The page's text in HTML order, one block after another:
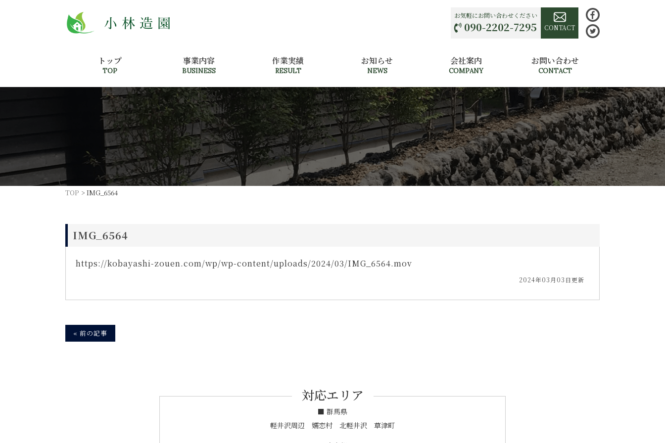
お気軽にお問い合わせください
090-2202-7295 CONTACT
トップ
TOP
事業内容
BUSINESS
作業実績
RESULT
お知らせ
NEWS
会社案内
COMPANY
お問い合わせ
CONTACT
TOP > IMG_6564
IMG_6564
https://kobayashi-zouen.com/wp/wp-content/uploads/2024/03/IMG_6564.mov
2024年03月03日更新
« 前の記事
対応エリア
■ 群馬県
軽井沢周辺 嬬恋村 北軽井沢 草津町